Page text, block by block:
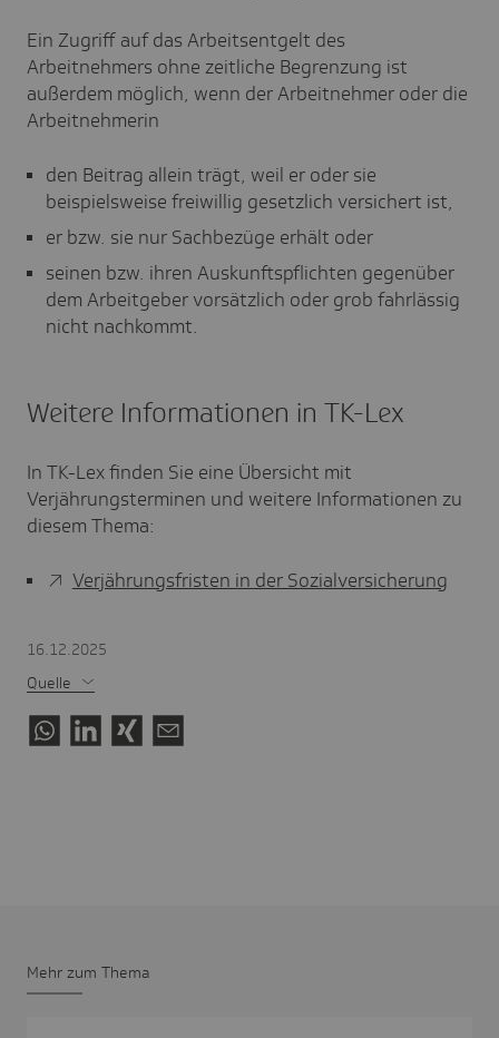
Ein Zugriff auf das Arbeitsentgelt des
Arbeitnehmers ohne zeitliche Begrenzung ist
außerdem möglich, wenn der Arbeitnehmer oder die
Arbeitnehmerin
den Beitrag allein trägt, weil er oder sie
beispielsweise freiwillig gesetzlich versichert ist,
er bzw. sie nur Sachbezüge erhält oder
seinen bzw. ihren Auskunftspflichten gegenüber
dem Arbeitgeber vorsätzlich oder grob fahrlässig
nicht nachkommt.
Weitere Informationen in TK-Lex
In TK-Lex finden Sie eine Übersicht mit
Verjährungsterminen und weitere Informationen zu
diesem Thema:
Verjährungsfristen in der Sozialversicherung
16.12.2025
Quelle
Mehr zum Thema